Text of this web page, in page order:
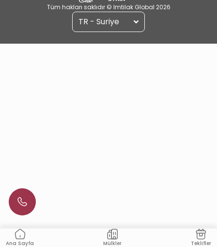
Ana Sayfa Mülkler Teklifler
Tüm hakları saklıdır © Imtilak Global 2026
TR - Suriye